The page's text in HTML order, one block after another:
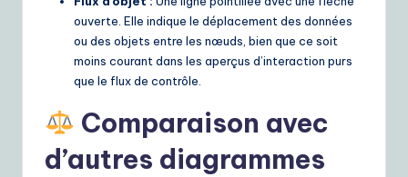
ouverte. Elle indique le déplacement des données
ou des objets entre les nœuds, bien que ce soit
moins courant dans les aperçus d’interaction purs
que le flux de contrôle.
Comparaison avec
d’autres diagrammes